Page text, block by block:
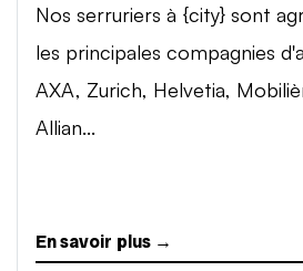
Nos serruriers à {city} sont
les principales compagnies
AXA, Zurich, Helvetia,
Allian...
En savoir plus →